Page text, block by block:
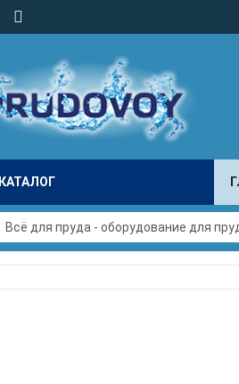
КАТАЛОГ
Всё для пруда - оборудование для